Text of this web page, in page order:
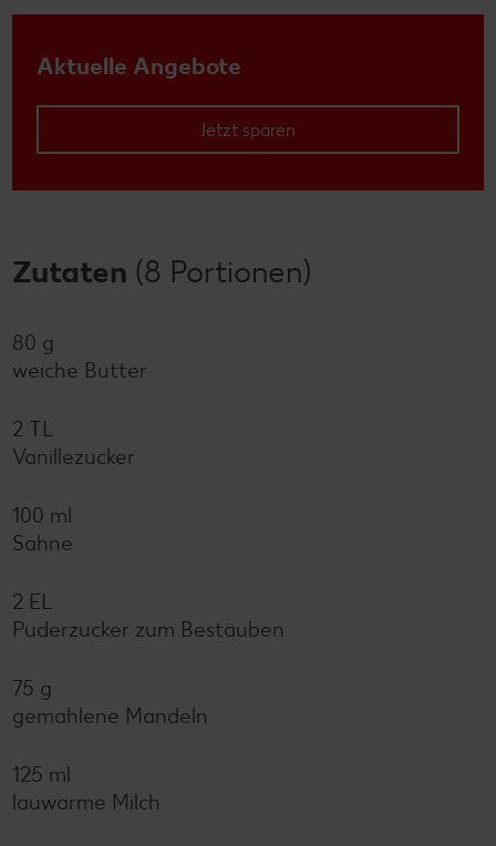
Aktuelle Angebote
Jetzt sparen
Zutaten (8 Portionen)
80 g
weiche Butter
2 TL
Vanillezucker
100 ml
Sahne
2 EL
Puderzucker zum Bestäuben
75 g
gemahlene Mandeln
125 ml
lauwarme Milch